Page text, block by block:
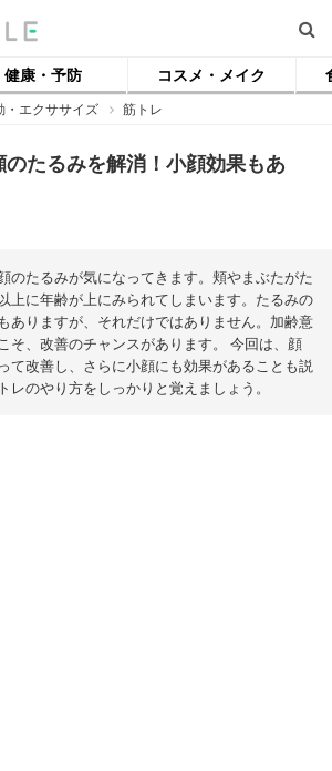
健康・予防 コスメ・メイク
・エクササイズ 筋トレ
たるみを解消！小顔効果もあ
のたるみが気になってきます。頬やまぶたがた
上に年齢が上にみられてしまいます。たるみの
ありますが、それだけではありません。加齢意
そ、改善のチャンスがあります。 今回は、顔
て改善し、さらに小顔にも効果があることも説
レのやり方をしっかりと覚えましょう。